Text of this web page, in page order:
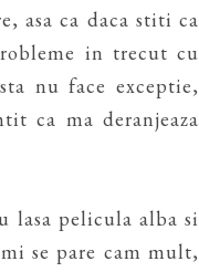
asa ca daca stiti ca
in trecut cu
nu face exceptie,
ca ma deranjeaza
lasa pelicula alba si
se pare cam mult,